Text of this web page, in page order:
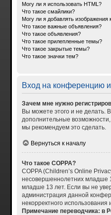
Могу ли я использовать HTML?
Что такое смайлики?
Могу ли я добавлять
Что такое важные объявления?
Что такое объявления?
Что такое прилепленные темы?
Что такое закрытые темы?
Что такое значки тем?
Вход на конференцию и
Зачем мне нужно
Вы можете этого и не делать.
дополнительные
мы рекомендуем это сделать.
Вернуться к началу
Что такое COPPA?
COPPA (Children’s Online
несовершеннолетних младше
младше 13 лет. Если вы не
администрация данной
некорректного
Примечание переводчика: в